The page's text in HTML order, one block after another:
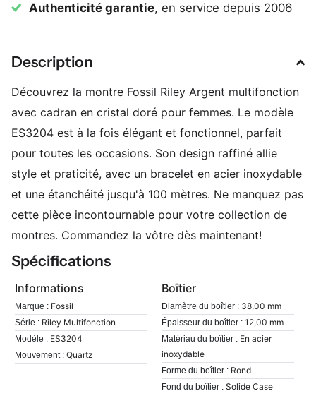
Authenticité garantie, en service depuis 2006
Description
Découvrez la montre Fossil Riley Argent multifonction
avec cadran en cristal doré pour femmes. Le modèle
ES3204 est à la fois élégant et fonctionnel, parfait
pour toutes les occasions. Son design raffiné allie
style et praticité, avec un bracelet en acier inoxydable
et une étanchéité jusqu'à 100 mètres. Ne manquez pas
cette pièce incontournable pour votre collection de
montres. Commandez la vôtre dès maintenant!
Spécifications
Informations
Marque : Fossil
Série : Riley Multifonction
Modèle : ES3204
Mouvement : Quartz
Boîtier
Diamètre du boîtier : 38,00 mm
Épaisseur du boîtier : 12,00 mm
Matériau du boîtier : En acier
inoxydable
Forme du boîtier : Rond
Fond du boîtier : Solide Case